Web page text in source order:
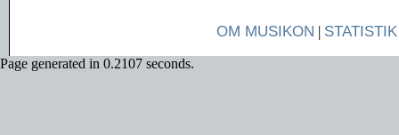
OM MUSIKON | STATISTIK
Page generated in 0.2107 seconds.